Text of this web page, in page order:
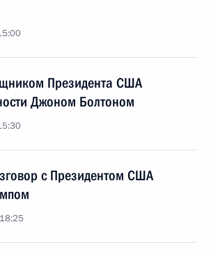
Президента США
Джоном Болтоном
с Президентом США